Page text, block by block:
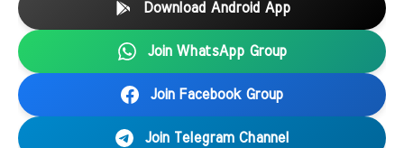
Download Android App
Join WhatsApp Group
Join Facebook Group
Join Telegram Channel